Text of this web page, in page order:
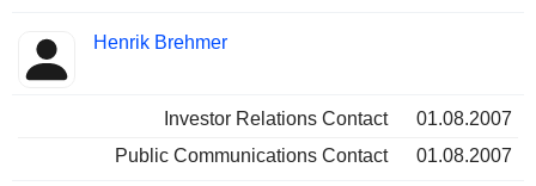
Henrik Brehmer
Investor Relations Contact
01.08.2007
Public Communications Contact
01.08.2007